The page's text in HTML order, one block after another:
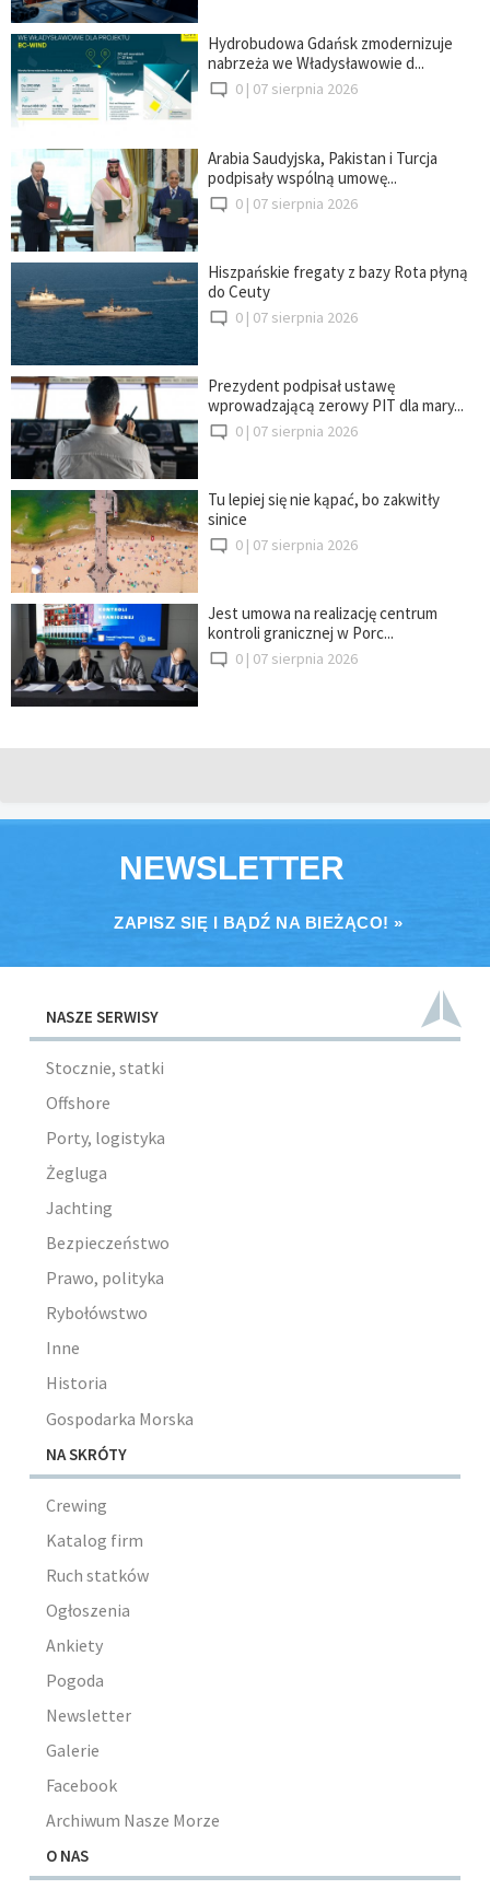
Hydrobudowa Gdańsk zmodernizuje
nabrzeża we Władysławowie d...
0 | 07 sierpnia 2026
Arabia Saudyjska, Pakistan i Turcja
podpisały wspólną umowę...
0 | 07 sierpnia 2026
Hiszpańskie fregaty z bazy Rota płyną
do Ceuty
0 | 07 sierpnia 2026
Prezydent podpisał ustawę
wprowadzającą zerowy PIT dla mary...
0 | 07 sierpnia 2026
Tu lepiej się nie kąpać, bo zakwitły
sinice
0 | 07 sierpnia 2026
Jest umowa na realizację centrum
kontroli granicznej w Porc...
0 | 07 sierpnia 2026
NEWSLETTER
ZAPISZ SIĘ I BĄDŹ NA BIEŻĄCO! »
NASZE SERWISY
Stocznie, statki
Offshore
Porty, logistyka
Żegluga
Jachting
Bezpieczeństwo
Prawo, polityka
Rybołówstwo
Inne
Historia
Gospodarka Morska
NA SKRÓTY
Crewing
Katalog firm
Ruch statków
Ogłoszenia
Ankiety
Pogoda
Newsletter
Galerie
Facebook
Archiwum Nasze Morze
O NAS